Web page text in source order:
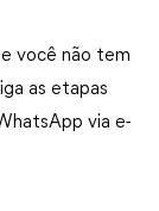
você não tem
as etapas
via e-